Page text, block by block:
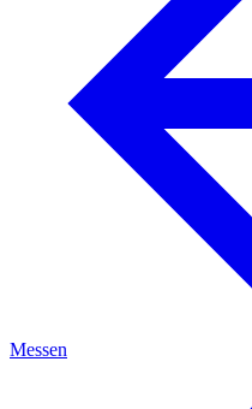
Messen